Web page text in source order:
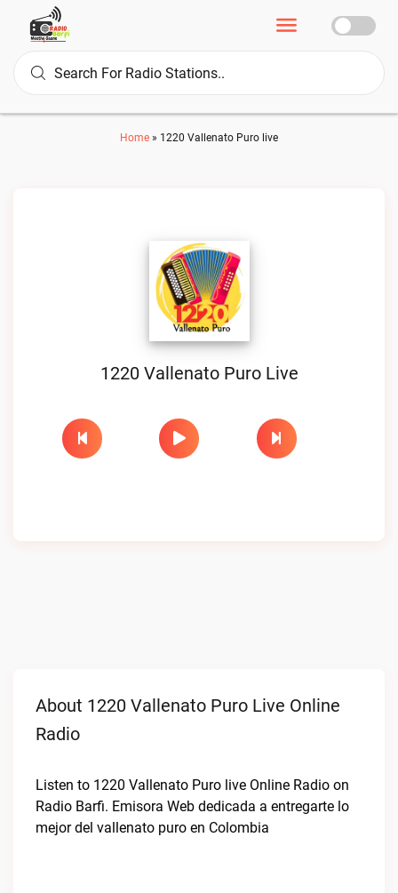
Home » 1220 Vallenato Puro live
1220 Vallenato Puro Live
About 1220 Vallenato Puro Live Online
Radio
Listen to 1220 Vallenato Puro live Online Radio on
Radio Barfi. Emisora Web dedicada a entregarte lo
mejor del vallenato puro en Colombia